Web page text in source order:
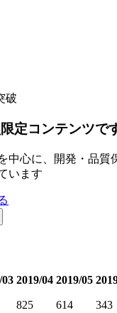
破
定コンテンツで
中心に、開発・品質
います
03 2019/04 2019/05
825 614 343